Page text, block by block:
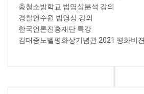
충청소방학교 법영상분석 강의
경찰연수원 법영상 강의
한국언론진흥재단 특강
김대중노벨평화상기념관 2021 평화비